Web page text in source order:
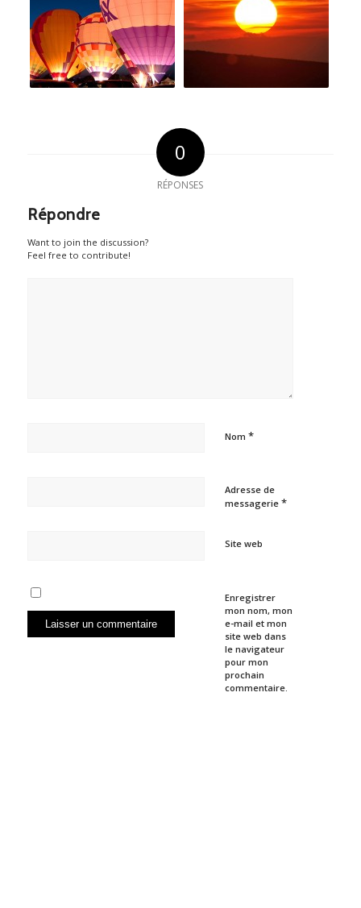
0
RÉPONSES
Répondre
Want to join the discussion?
Feel free to contribute!
Nom *
Adresse de
messagerie *
Site web
Enregistrer
mon nom, mon
e-mail et mon
site web dans
le navigateur
pour mon
prochain
commentaire.